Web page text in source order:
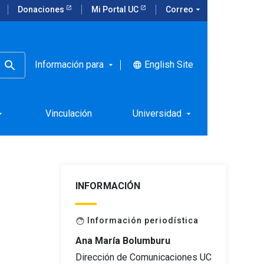
Donaciones Mi Portal UC Correo arrow_drop_down
Información para arrow_drop_down language English Site
Vinculación Universidad arrow_drop_down
de
INFORMACIÓN
face Información periodística
Ana María Bolumburu
Dirección de Comunicaciones UC